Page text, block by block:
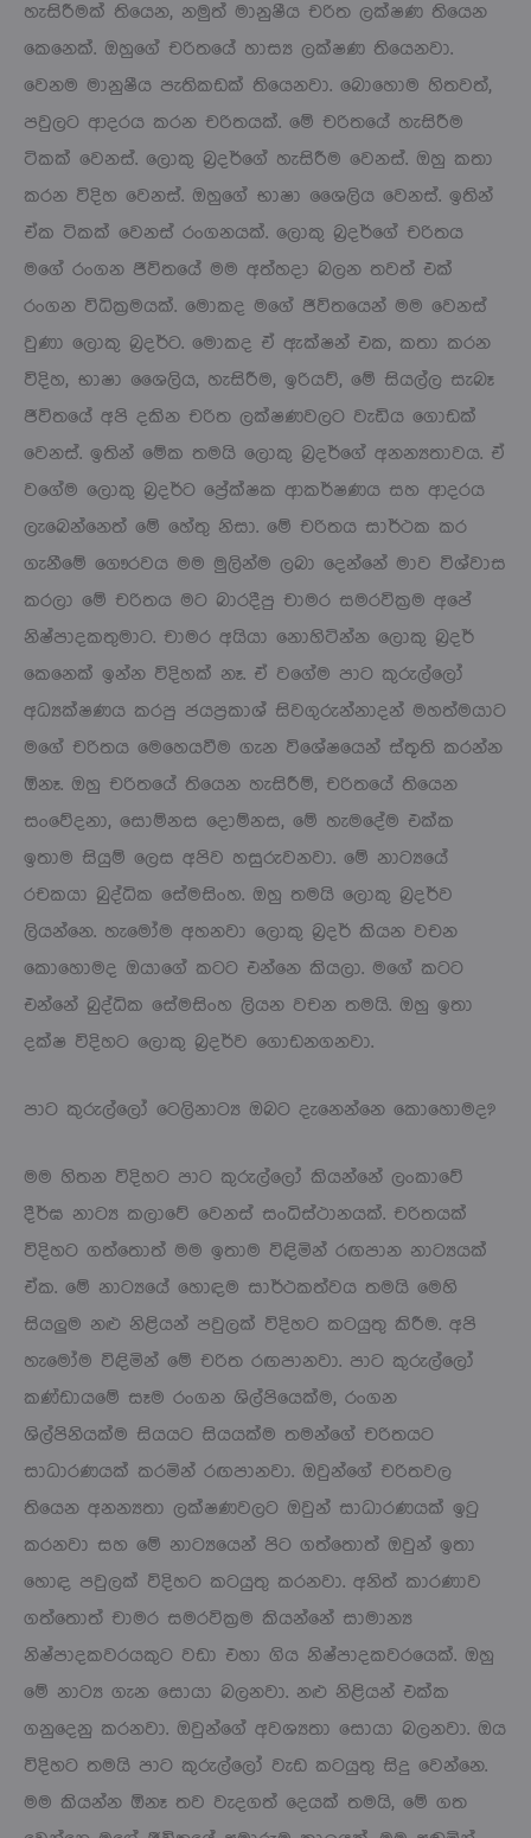
හැසිරීමක් තියෙන, නමුත් මානුෂීය චරිත ලක්ෂණ තියෙන
කෙනෙක්. ඔහුගේ චරිතයේ හාස්‍ය ලක්ෂණ තියෙනවා.
වෙනම මානුෂීය පැතිකඩක් තියෙනවා. බොහොම හිතවත්,
පවුලට ආදරය කරන චරිතයක්. මේ චරිතයේ හැසිරීම
ටිකක් වෙනස්. ලොකු බ්‍රදර්ගේ හැසිරීම වෙනස්. ඔහු කතා
කරන විදිහ වෙනස්. ඔහුගේ භාෂා ශෛලිය වෙනස්. ඉතින්
ඒක ටිකක් වෙනස් රංගනයක්. ලොකු බ්‍රදර්ගේ චරිතය
මගේ රංගන ජීවිතයේ මම අත්හදා බලන තවත් එක්
රංගන විධික්‍රමයක්. මොකද මගේ ජීවිතයෙන් මම වෙනස්
වුණා ලොකු බ්‍රදර්ට. මොකද ඒ ඇක්ෂන් එක, කතා කරන
විදිහ, භාෂා ශෛලිය, හැසිරීම, ඉරියව්, මේ සියල්ල සැබෑ
ජීවිතයේ අපි දකින චරිත ලක්ෂණවලට වැඩිය ගොඩක්
වෙනස්. ඉතින් මේක තමයි ලොකු බ්‍රදර්ගේ අනන්‍යතාවය. ඒ
වගේම ලොකු බ්‍රදර්ට ප්‍රේක්ෂක ආකර්ෂණය සහ ආදරය
ලැබෙන්නෙත් මේ හේතු නිසා. මේ චරිතය සාර්ථක කර
ගැනීමේ ගෞරවය මම මුලින්ම ලබා දෙන්නේ මාව විශ්වාස
කරලා මේ චරිතය මට බාරදීපු චාමර සමරවික්‍රම අපේ
නිෂ්පාදකතුමාට. චාමර අයියා නොහිටින්න ලොකු බ්‍රදර්
කෙනෙක් ඉන්න විදිහක් නෑ. ඒ වගේම පාට කුරුල්ලෝ
අධ්‍යක්ෂණය කරපු ජයප්‍රකාශ් සිවගුරුන්නාදන් මහත්මයාට
මගේ චරිතය මෙහෙයවීම ගැන විශේෂයෙන් ස්තූති කරන්න
ඕනෑ. ඔහු චරිතයේ තියෙන හැසිරීම්, චරිතයේ තියෙන
සංවේදනා, සොම්නස දොම්නස, මේ හැමදේම එක්ක
ඉතාම සියුම් ලෙස අපිව හසුරුවනවා. මේ නාට්‍යයේ
රචකයා බුද්ධික සේමසිංහ. ඔහු තමයි ලොකු බ්‍රදර්ව
ලියන්නෙ. හැමෝම අහනවා ලොකු බ්‍රදර් කියන වචන
කොහොමද ඔයාගේ කටට එන්නෙ කියලා. මගේ කටට
එන්නේ බුද්ධික සේමසිංහ ලියන වචන තමයි. ඔහු ඉතා
දක්ෂ විදිහට ලොකු බ්‍රදර්ව ගොඩනගනවා.
පාට කුරුල්ලෝ ටෙලිනාට්‍ය ඔබට දැනෙන්නෙ කොහොමද?
මම හිතන විදිහට පාට කුරුල්ලෝ කියන්නේ ලංකාවේ
දීර්ඝ නාට්‍ය කලාවේ වෙනස් සංධිස්ථානයක්. චරිතයක්
විදිහට ගත්තොත් මම ඉතාම විඳිමින් රඟපාන නාට්‍යයක්
ඒක. මේ නාට්‍යයේ හොඳම සාර්ථකත්වය තමයි මෙහි
සියලු‍ම නළු නිළියන් පවුලක් විදිහට කටයුතු කිරීම. අපි
හැමෝම විඳිමින් මේ චරිත රඟපානවා. පාට කුරුල්ලෝ
කණ්ඩායමේ සෑම රංගන ශිල්පියෙක්ම, රංගන
ශිල්පිනියක්ම සියයට සියයක්ම තමන්ගේ චරිතයට
සාධාරණයක් කරමින් රඟපානවා. ඔවුන්ගේ චරිතවල
තියෙන අනන්‍යතා ලක්ෂණවලට ඔවුන් සාධාරණයක් ඉටු
කරනවා සහ මේ නාට්‍යයෙන් පිට ගත්තොත් ඔවුන් ඉතා
හොඳ පවුලක් විදිහට කටයුතු කරනවා. අනිත් කාරණාව
ගත්තොත් චාමර සමරවික්‍රම කියන්නේ සාමාන්‍ය
නිෂ්පාදකවරයකුට වඩා එහා ගිය නිෂ්පාදකවරයෙක්. ඔහු
මේ නාට්‍ය ගැන සොයා බලනවා. නළු නිළියන් එක්ක
ගනුදෙනු කරනවා. ඔවුන්ගේ අවශ්‍යතා සොයා බලනවා. ඔය
විදිහට තමයි පාට කුරුල්ලෝ වැඩ කටයුතු සිදු වෙන්නෙ.
මම කියන්න ඕනෑ තව වැදගත් දෙයක් තමයි, මේ ගත